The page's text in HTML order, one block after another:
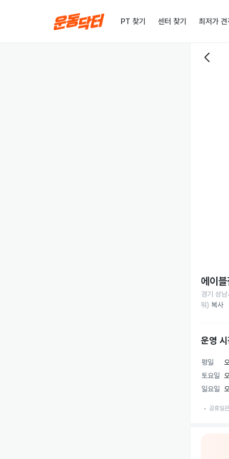
PT 찾기 센터 찾기 최저가
에이
경기 성
워) 복사
운영
평일
토요일
일요일
공휴일